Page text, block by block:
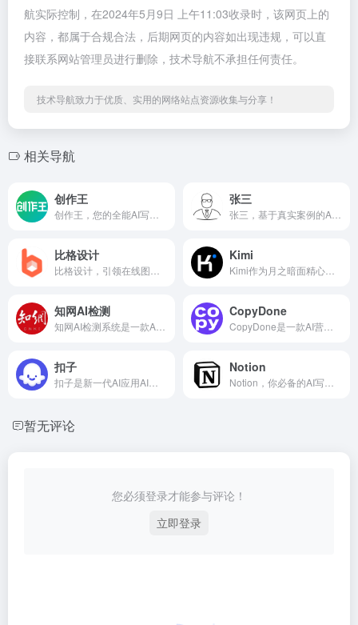
航实际控制，在2024年5月9日 上午11:03收录时，该网页上的
内容，都属于合规合法，后期网页的内容如出现违规，可以直
接联系网站管理员进行删除，技术导航不承担任何责任。
技术导航致力于优质、实用的网络站点资源收集与分享！
相关导航
创作王
创作王，您的全能AI写作助手！
张三
张三，基于真实案例的AI法律咨询！
比格设计
比格设计，引领在线图片编辑器新纪元！
Kimi
Kimi作为月之暗面精心的AI聊天机器人，还支持AI文档阅读、AI文案写作、AI搜索！
知网AI检测
知网AI检测系统是一款AI内容检测工具！
CopyDone
CopyDone是一款AI营销内容创作工具，只需几分钟即可在线生成优质营销内容。
扣子
扣子是新一代AI应用AI智能体开发平台！
Notion
Notion，你必备的AI写作助手！
暂无评论
您必须登录才能参与评论！
立即登录